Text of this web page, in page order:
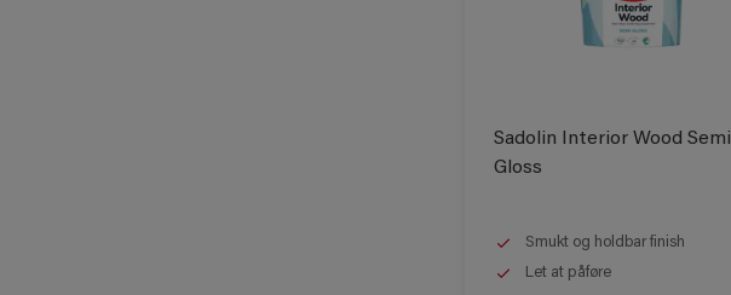
Sadolin Interior Wood Semi
Gloss
Smukt og holdbar finish
Let at påføre